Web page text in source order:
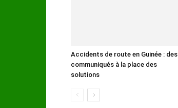
Accidents de route en Guinée : des
communiqués à la place des
solutions